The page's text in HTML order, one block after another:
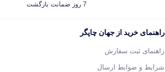
7 روز ضمانت بازگشت
راهنمای خرید از جهان چاپگر
راهنمای ثبت سفارش
شرایط و ضوابط ارسال